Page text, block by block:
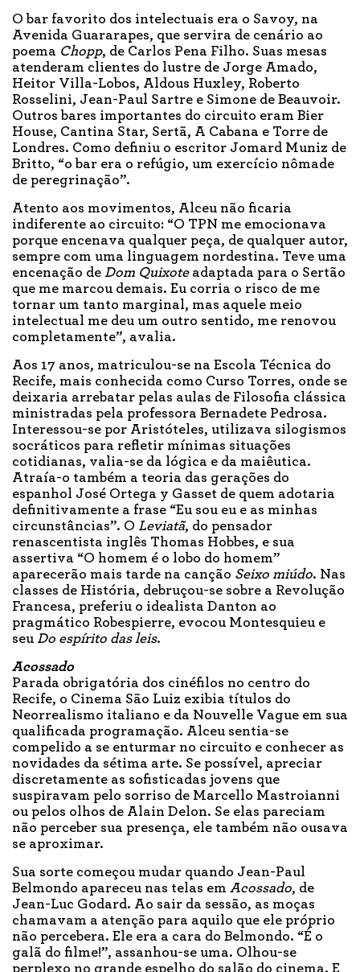
O bar favorito dos intelectuais era o Savoy, na
Avenida Guararapes, que servira de cenário ao
poema Chopp, de Carlos Pena Filho. Suas mesas
atenderam clientes do lustre de Jorge Amado,
Heitor Villa-Lobos, Aldous Huxley, Roberto
Rosselini, Jean-Paul Sartre e Simone de Beauvoir.
Outros bares importantes do circuito eram Bier
House, Cantina Star, Sertã, A Cabana e Torre de
Londres. Como definiu o escritor Jomard Muniz de
Britto, “o bar era o refúgio, um exercício nômade
de peregrinação”.
Atento aos movimentos, Alceu não ficaria
indiferente ao circuito: “O TPN me emocionava
porque encenava qualquer peça, de qualquer autor,
sempre com uma linguagem nordestina. Teve uma
encenação de Dom Quixoteadaptada para o Sertão
que me marcou demais. Eu corria o risco de me
tornar um tanto marginal, mas aquele meio
intelectual me deu um outro sentido, me renovou
completamente”, avalia.
Aos 17 anos, matriculou-se na Escola Técnica do
Recife, mais conhecida como Curso Torres, onde se
deixaria arrebatar pelas aulas de Filosofia clássica
ministradas pela professora Bernadete Pedrosa.
Interessou-se por Aristóteles, utilizava silogismos
socráticos para refletir mínimas situações
cotidianas, valia-se da lógica e da maiêutica.
Atraía-o também a teoria das gerações do
espanhol José Ortega y Gasset de quem adotaria
definitivamente a frase “Eu sou eu e as minhas
circunstâncias”. O Leviatã, do pensador
renascentista inglês Thomas Hobbes, e sua
assertiva “O homem é o lobo do homem”
aparecerão mais tarde na canção Seixo miúdo. Nas
classes de História, debruçou-se sobre a Revolução
Francesa, preferiu o idealista Danton ao
pragmático Robespierre, evocou Montesquieu e
seu Do espírito das leis.
Acossado
Parada obrigatória dos cinéfilos no centro do
Recife, o Cinema São Luiz exibia títulos do
Neorrealismo italiano e da Nouvelle Vague em sua
qualificada programação. Alceu sentia-se
compelido a se enturmar no circuito e conhecer as
novidades da sétima arte. Se possível, apreciar
discretamente as sofisticadas jovens que
suspiravam pelo sorriso de Marcello Mastroianni
ou pelos olhos de Alain Delon. Se elas pareciam
não perceber sua presença, ele também não ousava
se aproximar.
Sua sorte começou mudar quando Jean-Paul
Belmondo apareceu nas telas em Acossado, de
Jean-Luc Godard. Ao sair da sessão, as moças
chamavam a atenção para aquilo que ele próprio
não percebera. Ele era a cara do Belmondo. “É o
galã do filme!”, assanhou-se uma. Olhou-se
perplexo no grande espelho do salão do cinema. E